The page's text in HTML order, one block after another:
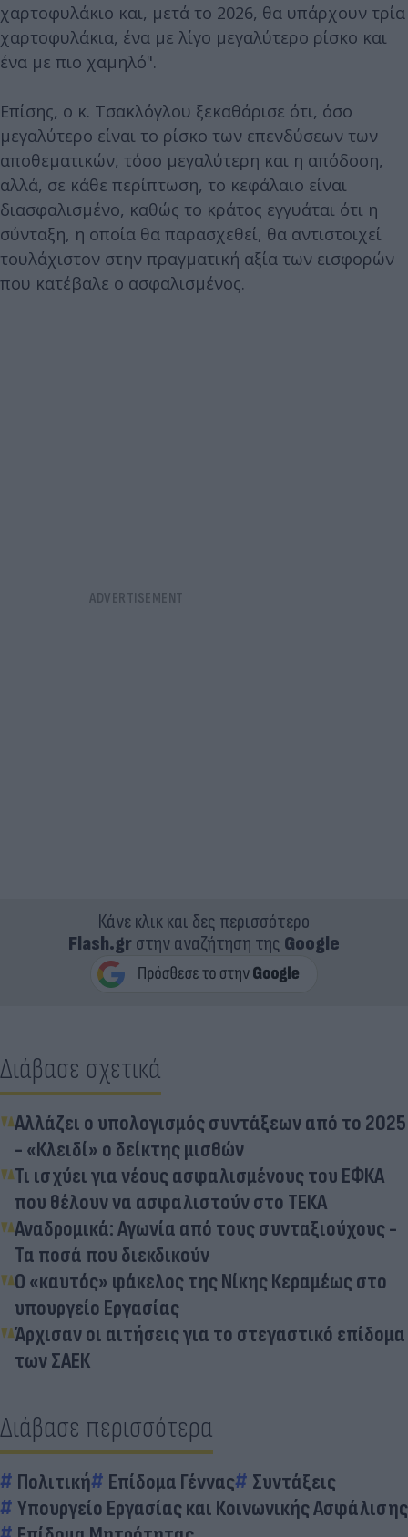
χαρτοφυλάκιο και, μετά το 2026, θα υπάρχουν τρία
χαρτοφυλάκια, ένα με λίγο μεγαλύτερο ρίσκο και
ένα με πιο χαμηλό".
Επίσης, ο κ. Τσακλόγλου ξεκαθάρισε ότι, όσο
μεγαλύτερο είναι το ρίσκο των επενδύσεων των
αποθεματικών, τόσο μεγαλύτερη και η απόδοση,
αλλά, σε κάθε περίπτωση, το κεφάλαιο είναι
διασφαλισμένο, καθώς το κράτος εγγυάται ότι η
σύνταξη, η οποία θα παρασχεθεί, θα αντιστοιχεί
τουλάχιστον στην πραγματική αξία των εισφορών
που κατέβαλε ο ασφαλισμένος.
Κάνε κλικ και δες περισσότερο
Flash.grστην αναζήτηση της Google
Διάβασε σχετικά
Αλλάζει ο υπολογισμός συντάξεων από το 2025
- «Κλειδί» ο δείκτης μισθών
Τι ισχύει για νέους ασφαλισμένους του ΕΦΚΑ
που θέλουν να ασφαλιστούν στο ΤΕΚΑ
Αναδρομικά: Αγωνία από τους συνταξιούχους -
Τα ποσά που διεκδικούν
Ο «καυτός» φάκελος της Νίκης Κεραμέως στο
υπουργείο Εργασίας
Άρχισαν οι αιτήσεις για το στεγαστικό επίδομα
των ΣΑΕΚ
Διάβασε περισσότερα
Πολιτική Επίδομα Γέννας
Συντάξεις
Υπουργείο Εργασίας και Κοινωνικής Ασφάλισης